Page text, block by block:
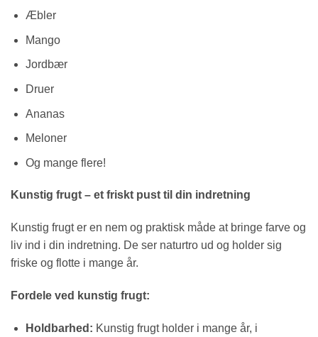
Æbler
Mango
Jordbær
Druer
Ananas
Meloner
Og mange flere!
Kunstig frugt – et friskt pust til din indretning
Kunstig frugt er en nem og praktisk måde at bringe farve og
liv ind i din indretning. De ser naturtro ud og holder sig
friske og flotte i mange år.
Fordele ved kunstig frugt:
Holdbarhed: Kunstig frugt holder i mange år, i